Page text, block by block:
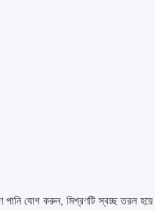
যোগ করুন, মিশ্রণটি স্বচ্ছ তরল